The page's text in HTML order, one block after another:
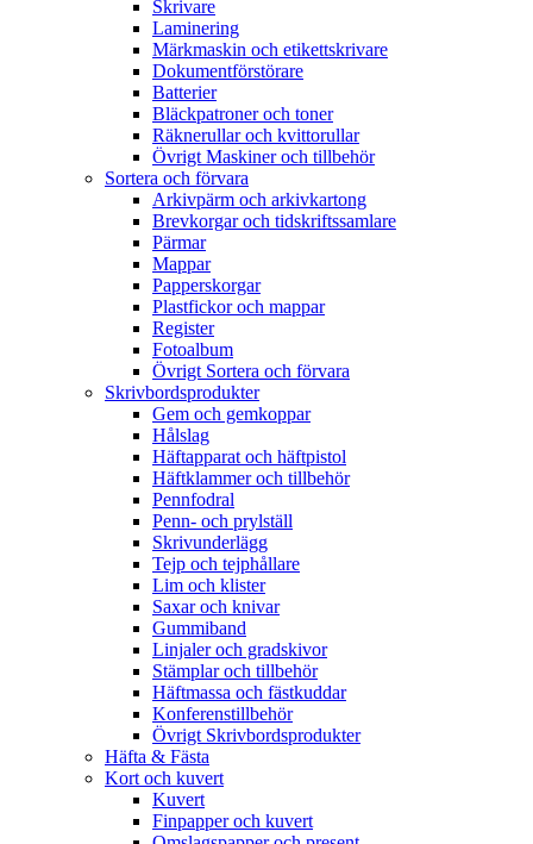
Skrivare
Laminering
Märkmaskin och etikettskrivare
Dokumentförstörare
Batterier
Bläckpatroner och toner
Räknerullar och kvittorullar
Övrigt Maskiner och tillbehör
Sortera och förvara
Arkivpärm och arkivkartong
Brevkorgar och tidskriftssamlare
Pärmar
Mappar
Papperskorgar
Plastfickor och mappar
Register
Fotoalbum
Övrigt Sortera och förvara
Skrivbordsprodukter
Gem och gemkoppar
Hålslag
Häftapparat och häftpistol
Häftklammer och tillbehör
Pennfodral
Penn- och prylställ
Skrivunderlägg
Tejp och tejphållare
Lim och klister
Saxar och knivar
Gummiband
Linjaler och gradskivor
Stämplar och tillbehör
Häftmassa och fästkuddar
Konferenstillbehör
Övrigt Skrivbordsprodukter
Häfta & Fästa
Kort och kuvert
Kuvert
Finpapper och kuvert